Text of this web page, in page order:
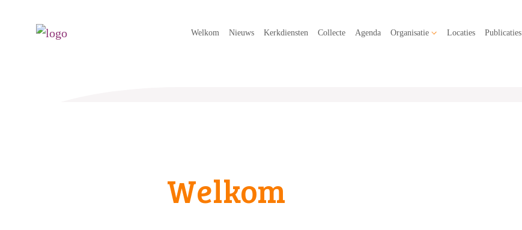
Welkom Nieuws Kerkdiensten Collecte Agenda Organisatie Locaties Publicaties
Welkom